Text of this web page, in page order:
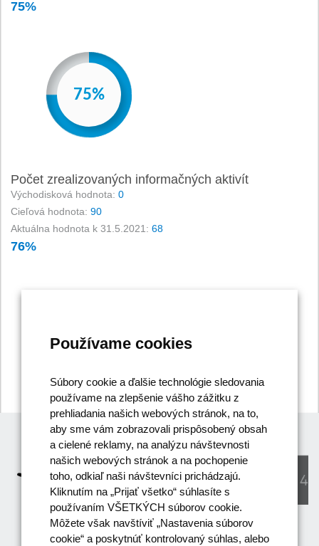
75%
0%
75%
76%
Počet zrealizovaných informačných aktivít
Východisková hodnota: 0
Cieľová hodnota: 90
Aktuálna hodnota k 31.5.2021: 68
76%
76%
78%
Používame cookies
Súbory cookie a ďalšie technológie sledovania
používame na zlepšenie vášho zážitku z
prehliadania našich webových stránok, na to,
aby sme vám zobrazovali prispôsobený obsah
a cielené reklamy, na analýzu návštevnosti
našich webových stránok a na pochopenie
toho, odkiaľ naši návštevníci prichádzajú.
Kliknutím na „Prijať všetko“ súhlasíte s
používaním VŠETKÝCH súborov cookie.
Môžete však navštíviť „Nastavenia súborov
cookie“ a poskytnúť kontrolovaný súhlas, alebo